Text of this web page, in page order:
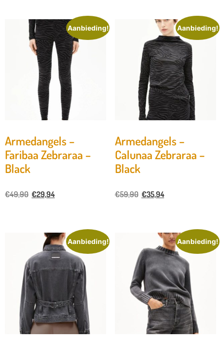
Aanbieding!
Armedangels –
Faribaa Zebraraa –
Black
€49,90 €29,94
Aanbieding!
Armedangels –
Calunaa Zebraraa –
Black
€59,90 €35,94
Aanbieding! Aanbieding!